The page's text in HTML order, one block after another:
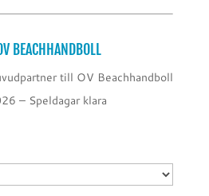
BEACHHANDBOLL
till OV Beachhandboll
– Speldagar klara